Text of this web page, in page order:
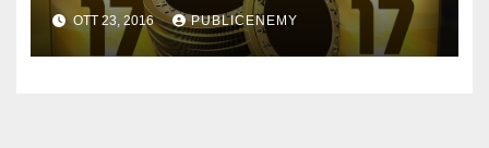
OTT 23, 2016 PUBLICENEMY